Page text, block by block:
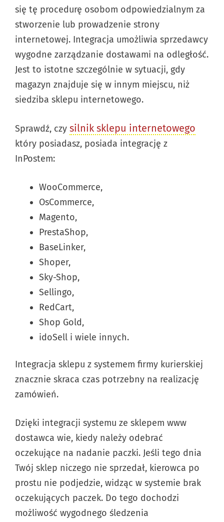
się tę procedurę osobom odpowiedzialnym za
stworzenie lub prowadzenie strony
internetowej. Integracja umożliwia sprzedawcy
wygodne zarządzanie dostawami na odległość.
Jest to istotne szczególnie w sytuacji, gdy
magazyn znajduje się w innym miejscu, niż
siedziba sklepu internetowego.
Sprawdź, czy silnik sklepu internetowego
który posiadasz, posiada integrację z
InPostem:
WooCommerce,
OsCommerce,
Magento,
PrestaShop,
BaseLinker,
Shoper,
Sky-Shop,
Sellingo,
RedCart,
Shop Gold,
idoSell i wiele innych.
Integracja sklepu z systemem firmy kurierskiej
znacznie skraca czas potrzebny na realizację
zamówień.
Dzięki integracji systemu ze sklepem www
dostawca wie, kiedy należy odebrać
oczekujące na nadanie paczki. Jeśli tego dnia
Twój sklep niczego nie sprzedał, kierowca po
prostu nie podjedzie, widząc w systemie brak
oczekujących paczek. Do tego dochodzi
możliwość wygodnego śledzenia